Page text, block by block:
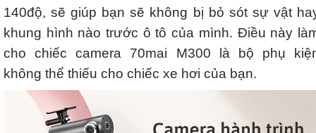
140độ, sẽ giúp bạn sẽ không bị bỏ sót sự vật
khung hình nào trước ô tô của mình. Điều này
cho chiếc camera 70mai M300 là bộ phụ
không thể thiếu cho chiếc xe hơi của bạn.